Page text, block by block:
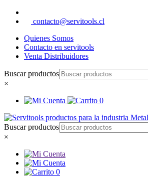
contacto@servitools.cl
Quienes Somos
Contacto en servitools
Venta Distribuidores
Buscar productos
×
0
Buscar productos
×
0